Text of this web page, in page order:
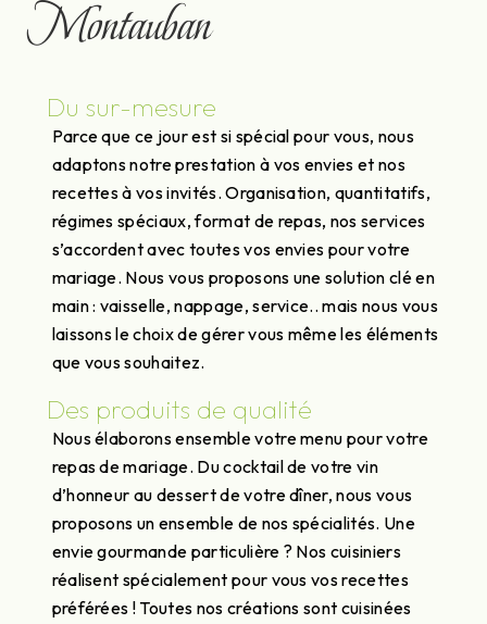
Montauban
Du sur-mesure
Parce que ce jour est si spécial pour vous, nous
adaptons notre prestation à vos envies et nos
recettes à vos invités. Organisation, quantitatifs,
régimes spéciaux, format de repas, nos services
s’accordent avec toutes vos envies pour votre
mariage. Nous vous proposons une solution clé en
main : vaisselle, nappage, service.. mais nous vous
laissons le choix de gérer vous même les éléments
que vous souhaitez.
Des produits de qualité
Nous élaborons ensemble votre menu pour votre
repas de mariage. Du cocktail de votre vin
d’honneur au dessert de votre dîner, nous vous
proposons un ensemble de nos spécialités. Une
envie gourmande particulière ? Nos cuisiniers
réalisent spécialement pour vous vos recettes
préférées ! Toutes nos créations sont cuisinées